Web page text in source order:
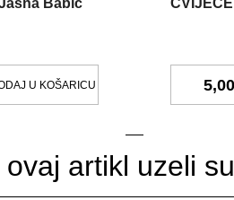
Babić
U KOŠARICU
ovaj artikl uzeli